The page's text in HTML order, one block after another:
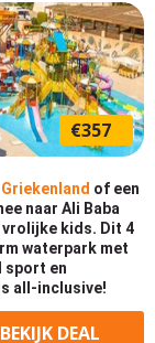
€357
of een
naar Ali Baba
vrolijke kids. Dit 4
waterpark met
sport en
all-inclusive!
BEKIJK DEAL